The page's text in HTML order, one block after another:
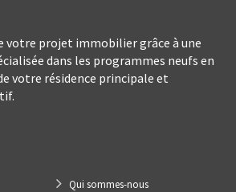
votre projet immobilier grâce à une
dans les programmes neufs en
votre résidence principale et
Qui sommes-nous